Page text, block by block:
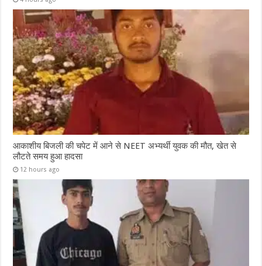
आकाशीय बिजली की चपेट में आने से NEET अभ्यर्थी युवक की मौत, खेत से
लौटते समय हुआ हादसा
12 hours ago